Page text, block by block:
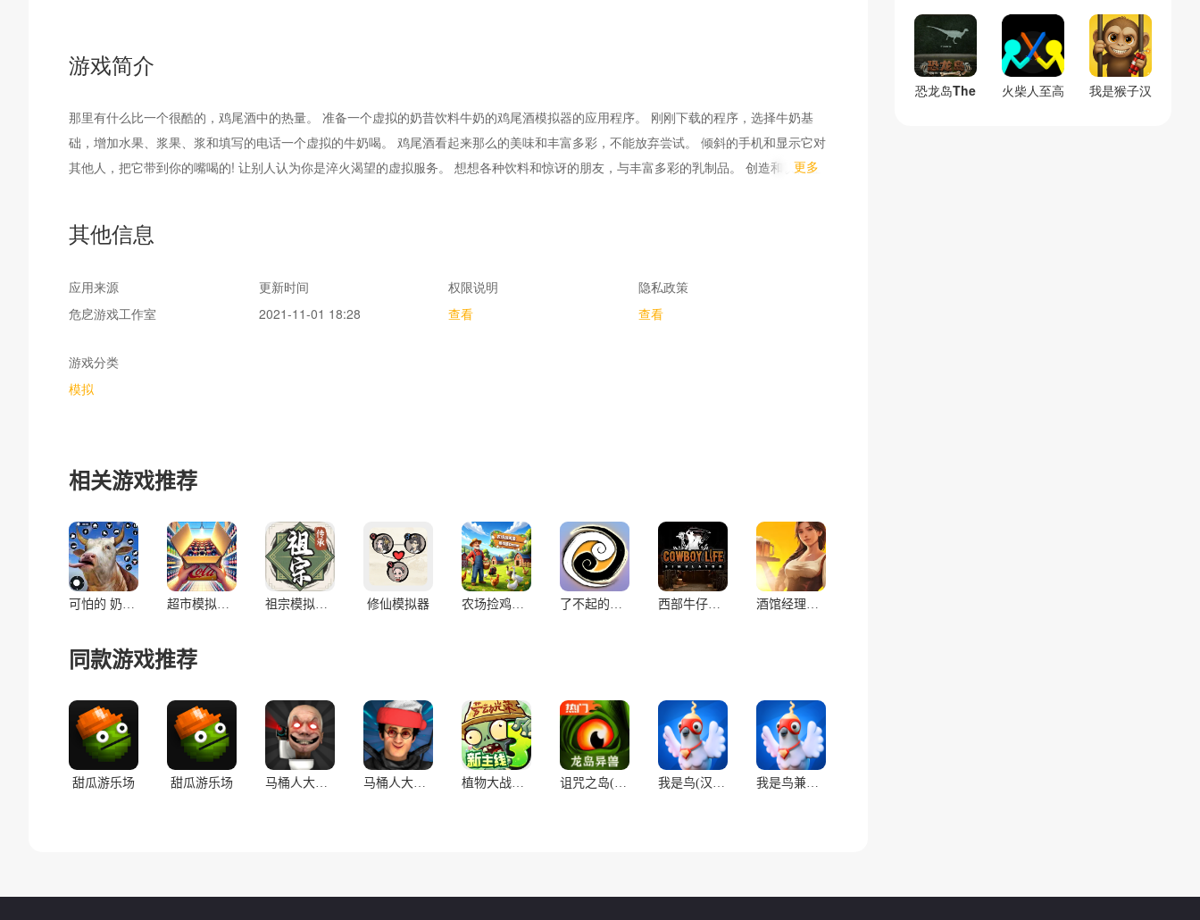
游戏简介
那里有什么比一个很酷的，鸡尾酒中的热量。 准备一个虚拟的奶昔饮料牛奶的鸡尾酒模拟器的应用程序。 刚刚下载的程序，选择牛奶基
础，增加水果、浆果、浆和填写的电话一个虚拟的牛奶喝。 鸡尾酒看起来那么的美味和丰富多彩，不能放弃尝试。 倾斜的手机和显示它对
其他人，把它带到你的嘴喝的! 让别人认为你是淬火渴望的虚拟服务。 想想各种饮料和惊讶的朋友，与丰富多彩的乳制品。 创造和饮料虚
1 更多
其他信息
应用来源
危戹游戏工作室
更新时间
2021-11-01 18:28
权限说明
查看
隐私政策
查看
游戏分类
模拟
相关游戏推荐
可怕的 奶牛 模拟器 横冲直撞 超市模拟器汉化版(辅助菜单) 祖宗模拟器：传承 修仙模拟器 农场捡鸡蛋模拟器Demo 了不起的修仙模拟器 西部牛仔生活模拟器 酒馆经理模拟器
同款游戏推荐
甜瓜游乐场 甜瓜游乐场 马桶人大战:开放世界万圣节版(辅助菜单) 马桶人大战:开放世界(辅助菜单) 植物大战僵尸3 诅咒之岛(辅助菜单) 我是鸟(汉化兼容版) 我是鸟兼容版(辅助菜单)
组
是内鬼
(官服)
恐龙岛The
火柴人至高
我是猴子汉